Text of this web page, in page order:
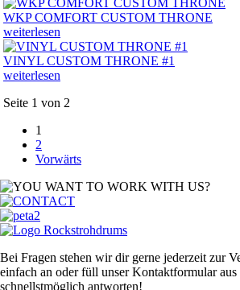
WKP COMFORT CUSTOM THRONE
weiterlesen
VINYL CUSTOM THRONE #1
weiterlesen
Seite 1 von 2
1
2
Vorwärts
Bei Fragen stehen wir dir gerne jederzeit zur
einfach an oder füll unser Kontaktformular
schnellstmöglich antworten!